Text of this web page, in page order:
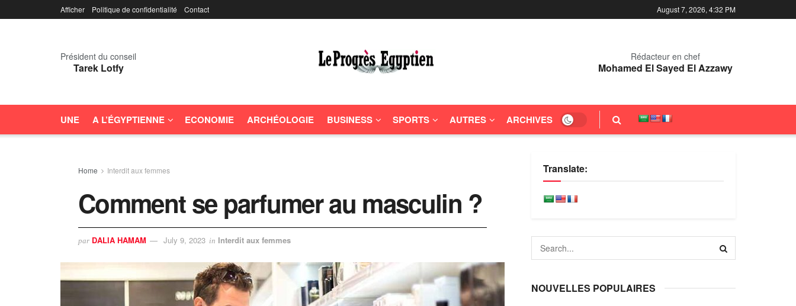
Afficher Politique de confidentialité Contact August 7, 2026, 4:32 PM
Président du conseil
Tarek Lotfy
Rédacteur en chef
Mohamed El Sayed El Azzawy
UNE A L’ÉGYPTIENNE ECONOMIE ARCHÉOLOGIE BUSINESS SPORTS AUTRES ARCHIVES
Home Interdit aux femmes
Comment se parfumer au masculin ?
par DALIA HAMAM July 9, 2023 in Interdit aux femmes
Translate:
NOUVELLES POPULAIRES